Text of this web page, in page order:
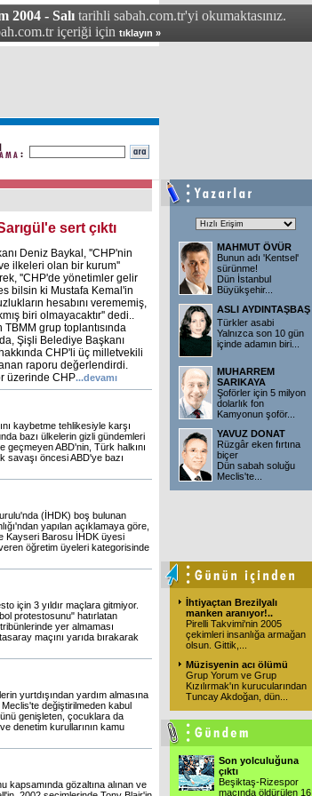
2004 - Salı tarihli sabah.com.tr'yi okumaktasınız.
içeriği için tıklayın »
sert çıktı
Deniz Baykal, ''CHP'nin
ilkeleri olan bir kurum''
''CHP'de yönetimler gelir
bilsin ki Mustafa Kemal'in
hesabını verememiş,
biri olmayacaktır'' dedi..
grup toplantısında
Şişli Belediye Başkanı
CHP'li üç milletvekili
raporu değerlendirdi.
üzerinde CHP...devamı
kaybetme tehlikesiyle karşı
bazı ülkelerin gizli gündemleri
geçmeyen ABD'nin, Türk halkını
savaşı öncesi ABD'ye bazı
(İHDK) boş bulunan
yapılan açıklamaya göre,
Kayseri Barosu İHDK üyesi
öğretim üyeleri kategorisinde
için 3 yıldır maçlara gitmiyor.
protestosunu" hatırlatan
yer almaması
maçını yarıda bırakarak
yurtdışından yardım almasına
Meclis'te değiştirilmeden kabul
genişleten, çocuklara da
denetim kurullarının kamu
gözaltına alınan ve
MAHMUT ÖVÜR
Bunun adı 'Kentsel'
sürünme!
Dün İstanbul
Büyükşehir...
ASLI AYDINTAŞBAŞ
Türkler asabi
Yalnızca son 10 gün
içinde adamın biri
MUHARREM
SARIKAYA
Şoförler için 5 milyon
dolarlık fon
Kamyonun şoför...
YAVUZ DONAT
Rüzgâr eken fırtına
biçer
Dün sabah soluğu
Meclis'te
İhtiyaçtan Brezilyalı
manken aranıyor!..
Pirelli Takvimi'nin 2005
çekimleri insanlığa armağan
olsun. Gittik,
Müzisyenin acı ölümü
Grup Yorum ve Grup
Kızılırmak'ın kurucularından
Tuncay Akdoğan, dün
Son yolculuğuna
çıktı
Beşiktaş-Rizespor
maçında öldürülen 16